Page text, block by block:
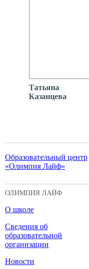
Татьяна
Казанцева
Образовательный центр
«Олимпия Лайф»
ОЛИМПИЯ ЛАЙФ
О школе
Сведения об
образовательной
организации
Новости